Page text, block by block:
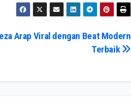
Arap Viral dengan Beat Modern
Terbaik